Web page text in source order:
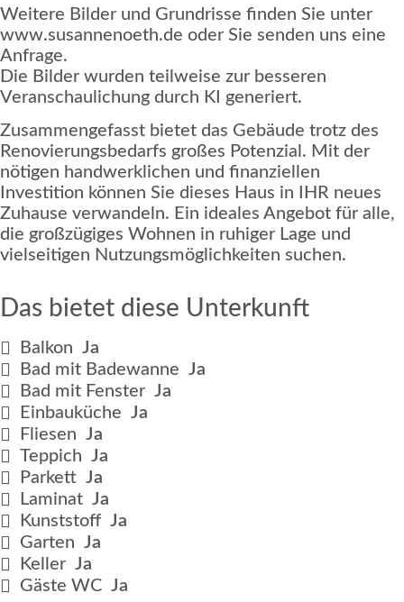
Weitere Bilder und Grundrisse finden Sie unter
www.susannenoeth.de oder Sie senden uns eine
Anfrage.
Die Bilder wurden teilweise zur besseren
Veranschaulichung durch KI generiert.
Zusammengefasst bietet das Gebäude trotz des
Renovierungsbedarfs großes Potenzial. Mit der
nötigen handwerklichen und finanziellen
Investition können Sie dieses Haus in IHR neues
Zuhause verwandeln. Ein ideales Angebot für alle,
die großzügiges Wohnen in ruhiger Lage und
vielseitigen Nutzungsmöglichkeiten suchen.
Das bietet diese Unterkunft
Balkon Ja
Bad mit Badewanne Ja
Bad mit Fenster Ja
Einbauküche Ja
Fliesen Ja
Teppich Ja
Parkett Ja
Laminat Ja
Kunststoff Ja
Garten Ja
Keller Ja
Gäste WC Ja